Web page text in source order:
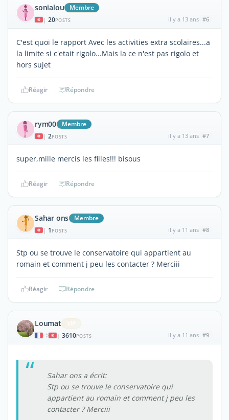
sonialou Membre
| 20POSTS il y a 13 ans #6
C'est quoi le rapport Avec les activities extra scolaires...a
la limite si c'etait rigolo...Mais la ce n'est pas rigolo et
hors sujet
Réagir Répondre
rym00 Membre
| 2POSTS il y a 13 ans #7
super,mille mercis les filles!!! bisous
Réagir Répondre
Sahar ons Membre
| 1 POSTS il y a 11 ans #8
Stp ou se trouve le conservatoire qui appartient au
romain et comment j peu les contacter ? Merciii
Réagir Répondre
Loumat
| 3610POSTS il y a 11 ans #9
Sahar ons a écrit:
Stp ou se trouve le conservatoire qui
appartient au romain et comment j peu les
contacter ? Merciii